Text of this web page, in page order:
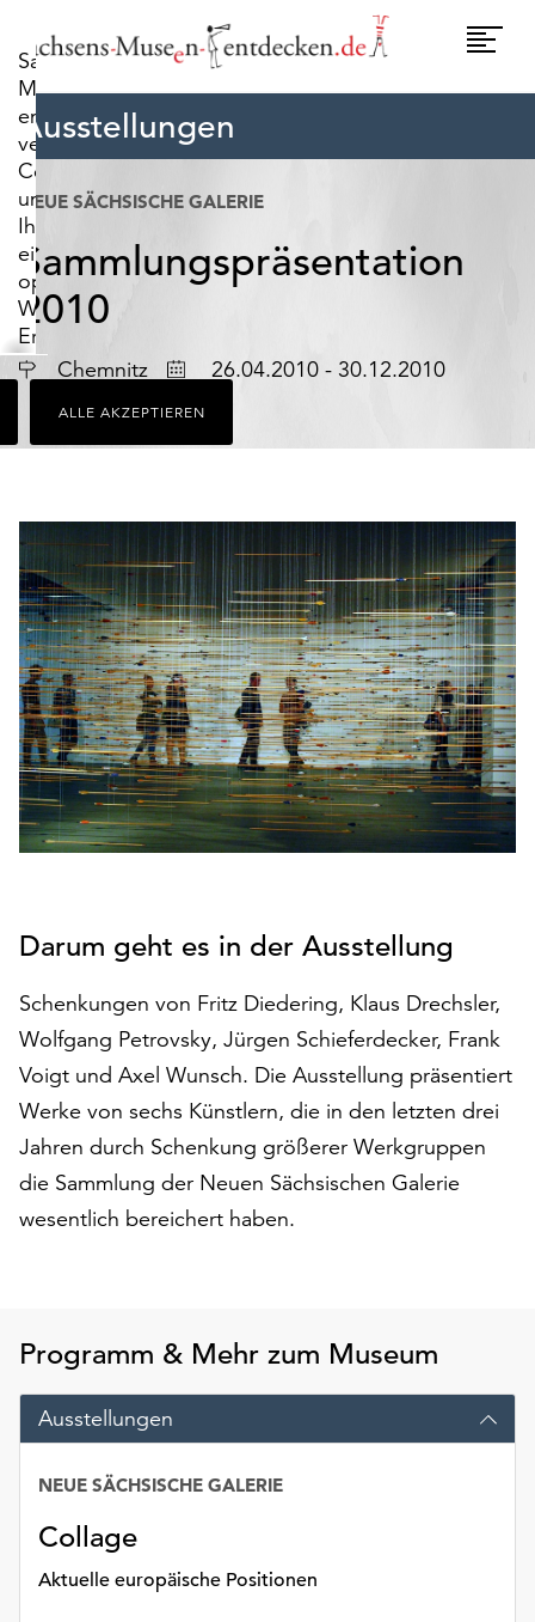
Sachsens-
Museen-
entdecken.de
verwendet
Cookies,
um
Ihnen
ein
optimales
Webseiten-
Erlebnis
zu
bieten.
Dazu
zählen
für
den
Betrieb
der
Seite
notwendig
sind
(funktionale
Cookies),
sowie
solche,
die
lediglich
Statistikzwecken
werden.
Klicken
Sie
auf
„Alle
akzeptieren“,
um
Cookies
können
Ihr
Einverständnis
jederzeit
und
Dafür
Ihnen
ALLE AKZEPTIEREN
Ausstellungen
NEUE SÄCHSISCHE GALERIE
Sammlungspräsentation
2010
Ort Chemnitz Datum26.04.2010 - 30.12.2010
Darum geht es in der Ausstellung
Schenkungen von Fritz Diedering, Klaus Drechsler,
Wolfgang Petrovsky, Jürgen Schieferdecker, Frank
Voigt und Axel Wunsch. Die Ausstellung präsentiert
Werke von sechs Künstlern, die in den letzten drei
Jahren durch Schenkung größerer Werkgruppen
die Sammlung der Neuen Sächsischen Galerie
wesentlich bereichert haben.
Programm & Mehr zum Museum
Ausstellungen
Collage
Aktuelle europäische Positionen
NEUE SÄCHSISCHE GALERIE